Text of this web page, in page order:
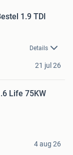
1.9 TDI
Details
21 jul 26
Life 75KW
4 aug 26